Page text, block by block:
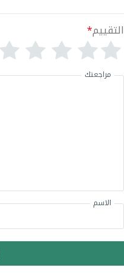
التقييم*
مراجعتك
الاسم